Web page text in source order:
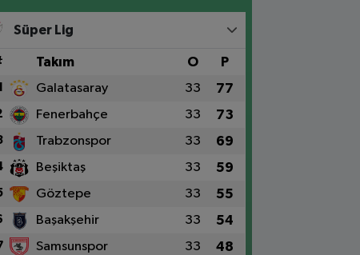
Süper Lig
Takım O P
Galatasaray 33 77
Fenerbahçe 33 73
Trabzonspor 33 69
Beşiktaş 33 59
Göztepe 33 55
Başakşehir 33 54
Samsunspor 33 48